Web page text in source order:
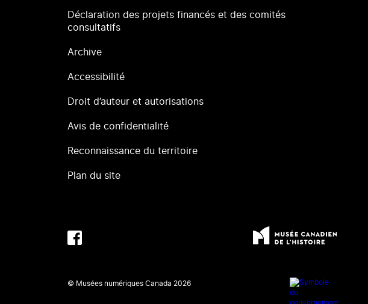
Déclaration des projets financés et des comités
consultatifs
Archive
Accessibilité
Droit d’auteur et autorisations
Avis de confidentialité
Reconnaissance du territoire
Plan du site
© Musées numériques Canada 2026